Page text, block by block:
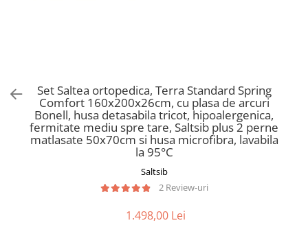
Saltele Memory Pocket
Saltele cu plasa arcuri
Saltele cu spuma
Saltele cu spuma poliuretanica
Scaune pentru living
Seturi comode living si vitrine
Mobila living
Scaune birou copii
Scaune resigilate
Scaune gradinita
Set Saltea ortopedica, Terra Standard Spring
Comfort 160x200x26cm, cu plasa de arcuri
Bonell, husa detasabila tricot, hipoalergenica,
fermitate mediu spre tare, Saltsib plus 2 perne
matlasate 50x70cm si husa microfibra, lavabila
la 95°C
Saltsib
2 Review-uri
1.498,00 Lei